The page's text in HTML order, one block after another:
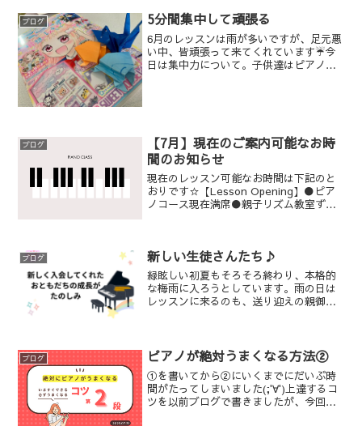
ブログ 5分間集中して頑張る
6月のレッスンは雨が多いですが、足元悪
い中、皆頑張って来てくれています☔️今
日は集中力について。子供達はピアノを1
ブログ
【7月】現在のご案内可能なお時
間のお知らせ
現在のレッスン可能なお時間は下記のと
おりです☆【Lesson Opening】●ピア
ノコース現在満席●親子リズム教室ずむ
ブログ 新しい生徒さんたち♪
緑眩しい初夏もそろそろ終わり、本格的
な梅雨に入ろうとしています。雨の日は
レッスンに来るのも、送り迎えの親御さ
生徒さんたち。最...
ブログ ピアノが絶対うまくなる方法②
①を書いてから②にいくまでにだいぶ時
間がたってしまいました(;'∀')上達するコ
ツを以前ブログで書きましたが、今回は